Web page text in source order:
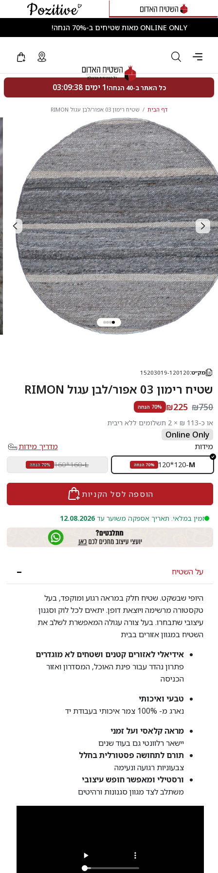
ONLINE ONLY מאות שטיחים ב-70% הנחה!
דף הבית שטיח רימון 03 אפור/לבן עגול RIMON
מק״ט:15203019-120120
שטיח רימון 03 אפור/לבן עגול RIMON
₪750
₪225 70% הנחה
או כ-113 ₪ × 2 תשלומים ללא ריבית
Online Only
מידות
מדריך מידות
M
-
120*120 70% הנחה L
-
160*160 70% הנחה
הוספה לסל הקניות
זמין במלאי. תאריך אספקה משוער עד 12.08.2026
על השטיח
היופי שבשקט. שטיח חלק במראה רגוע ומוקפד, בעל
טקסטורה מרשימה ויוצאת דופן. יתאים לכל לוק וסגנון
עיצובי שתבחרו. בעל צורה עגולה המאפשרת לשלב את
השטיח במגוון אזורים בבית
אידיאלי לאזורים קטנים ושטחים לא מוגדרים
פתרון נהדר עבור פינת האוכל, המסדרון ואזור
הכניסה
טבעי ואיכותי
נארג מ- 100% צמר איכותי בעבודת יד
מראה קלאסי ועל זמני
יישאר רלוונטי גם בעוד שנים
תורם לתחושה פסטורלית בחלל
צבעוניות רגועה ונעימה
ורסטילי ומאפשר חופש עיצובי
משתלב לצד מגוון סגנונות ורהיטים